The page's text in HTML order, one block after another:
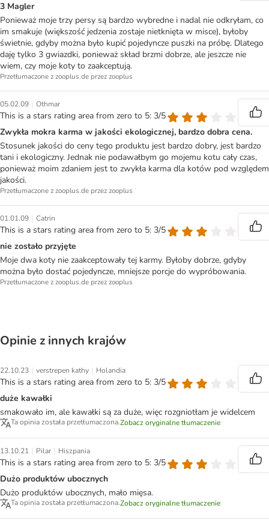
3 Magler
Ponieważ moje trzy persy są bardzo wybredne i nadal nie odkryłam, co
im smakuje (większość jedzenia zostaje nietknięta w misce), byłoby
świetnie, gdyby można było kupić pojedyncze puszki na próbę. Dlatego
daję tylko 3 gwiazdki, ponieważ skład brzmi dobrze, ale jeszcze nie
wiem, czy moje koty to zaakceptują.
Przetłumaczone z zooplus.de przez zooplus
05.02.09 | Othmar
This is a stars rating area from zero to 5: 3/5
Zwykła mokra karma w jakości ekologicznej, bardzo dobra cena.
Stosunek jakości do ceny tego produktu jest bardzo dobry, jest bardzo
tani i ekologiczny. Jednak nie podawałbym go mojemu kotu cały czas,
ponieważ moim zdaniem jest to zwykła karma dla kotów pod względem
jakości.
Przetłumaczone z zooplus.de przez zooplus
01.01.09 | Catrin
This is a stars rating area from zero to 5: 3/5
nie zostało przyjęte
Moje dwa koty nie zaakceptowały tej karmy. Byłoby dobrze, gdyby
można było dostać pojedyncze, mniejsze porcje do wypróbowania.
Przetłumaczone z zooplus.de przez zooplus
Opinie z innych krajów
22.10.23 | verstrepen kathy | Holandia
This is a stars rating area from zero to 5: 3/5
duże kawałki
smakowało im, ale kawałki są za duże, więc rozgniotłam je widelcem
Ta opinia została przetłumaczona.Zobacz oryginalne tłumaczenie
13.10.21 | Pilar | Hiszpania
This is a stars rating area from zero to 5: 3/5
Dużo produktów ubocznych
Dużo produktów ubocznych, mało mięsa.
Ta opinia została przetłumaczona.Zobacz oryginalne tłumaczenie